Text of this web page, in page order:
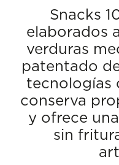
Snacks
elaborados
verduras
patentado
tecnologías
conserva
y ofrece
sin